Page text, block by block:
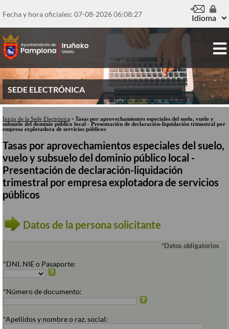
contenido
Fecha y hora oficiales: 07-08-202606:08:27 Idioma
SEDE ELECTRÓNICA
Inicio de la Sede Electrónica > Tasas por aprovechamientos especiales del suelo, vuelo y
subsuelo del dominio público local - Presentación de declaración-liquidación trimestral por
empresa explotadora de servicios públicos
Tasas por aprovechamientos especiales del suelo,
vuelo y subsuelo del dominio público local -
Presentación de declaración-liquidación
trimestral por empresa explotadora de servicios
públicos
Datos de la persona solicitante
*Datos obligatorios
*DNI, NIE o Pasaporte:
*Número de documento:
*Apellidos y nombre o raz. social: